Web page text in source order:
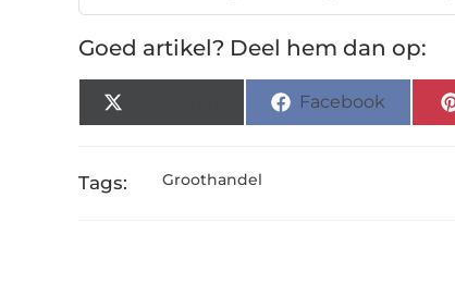
Goed artikel? Deel hem dan op:
Facebook
Tags: Groothandel